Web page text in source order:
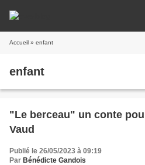
Accueil » enfant
enfant
"Le berceau" un conte
Vaud
Publié le 26/05/2023 à 09:19
Par Bénédicte Gandois